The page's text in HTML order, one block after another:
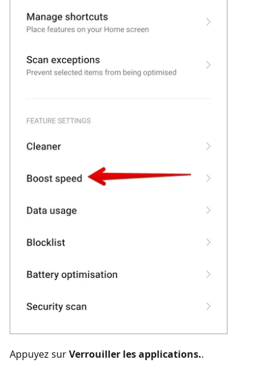
Appuyez surVerrouiller les applications..